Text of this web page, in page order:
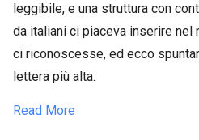
leggibile, e una struttura con
da italiani ci piaceva inserire nel
ci riconoscesse, ed ecco
lettera più alta.
Read More